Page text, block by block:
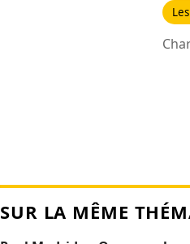
SUR LA MÊME